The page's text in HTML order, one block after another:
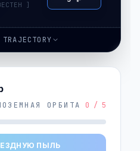
]
ОРБИТА 0 / 5
ПЫЛЬ